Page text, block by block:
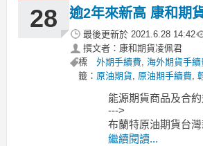
MoneyDJ新聞
28
逾2年來新高 康和期
最後更新於 2021.6.28 14:42
撰文者：康和期貨凌佩君
標
籤：
外期手續費, 海外期貨手續
原油期貨, 原油期手續費,
能源期貨商品及合
--->
布蘭特原油期貨台
紹
繼續閱讀...